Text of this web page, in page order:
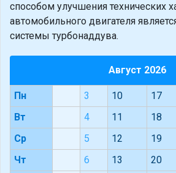
способом улучшения технических
автомобильного двигателя
системы турбонаддува.
Август 2026
Пн 3 10 17
Вт
4 11 18
Ср
5 12 19
Чт
6 13 20